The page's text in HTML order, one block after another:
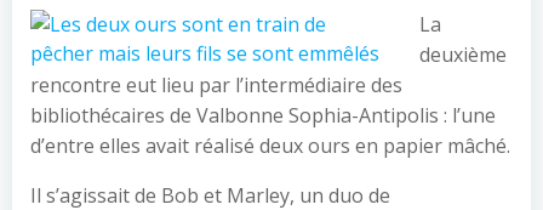
La
deuxième
rencontre eut lieu par l’intermédiaire des
bibliothécaires de Valbonne Sophia-Antipolis : l’une
d’entre elles avait réalisé deux ours en papier mâché.
Il s’agissait de Bob et Marley, un duo de